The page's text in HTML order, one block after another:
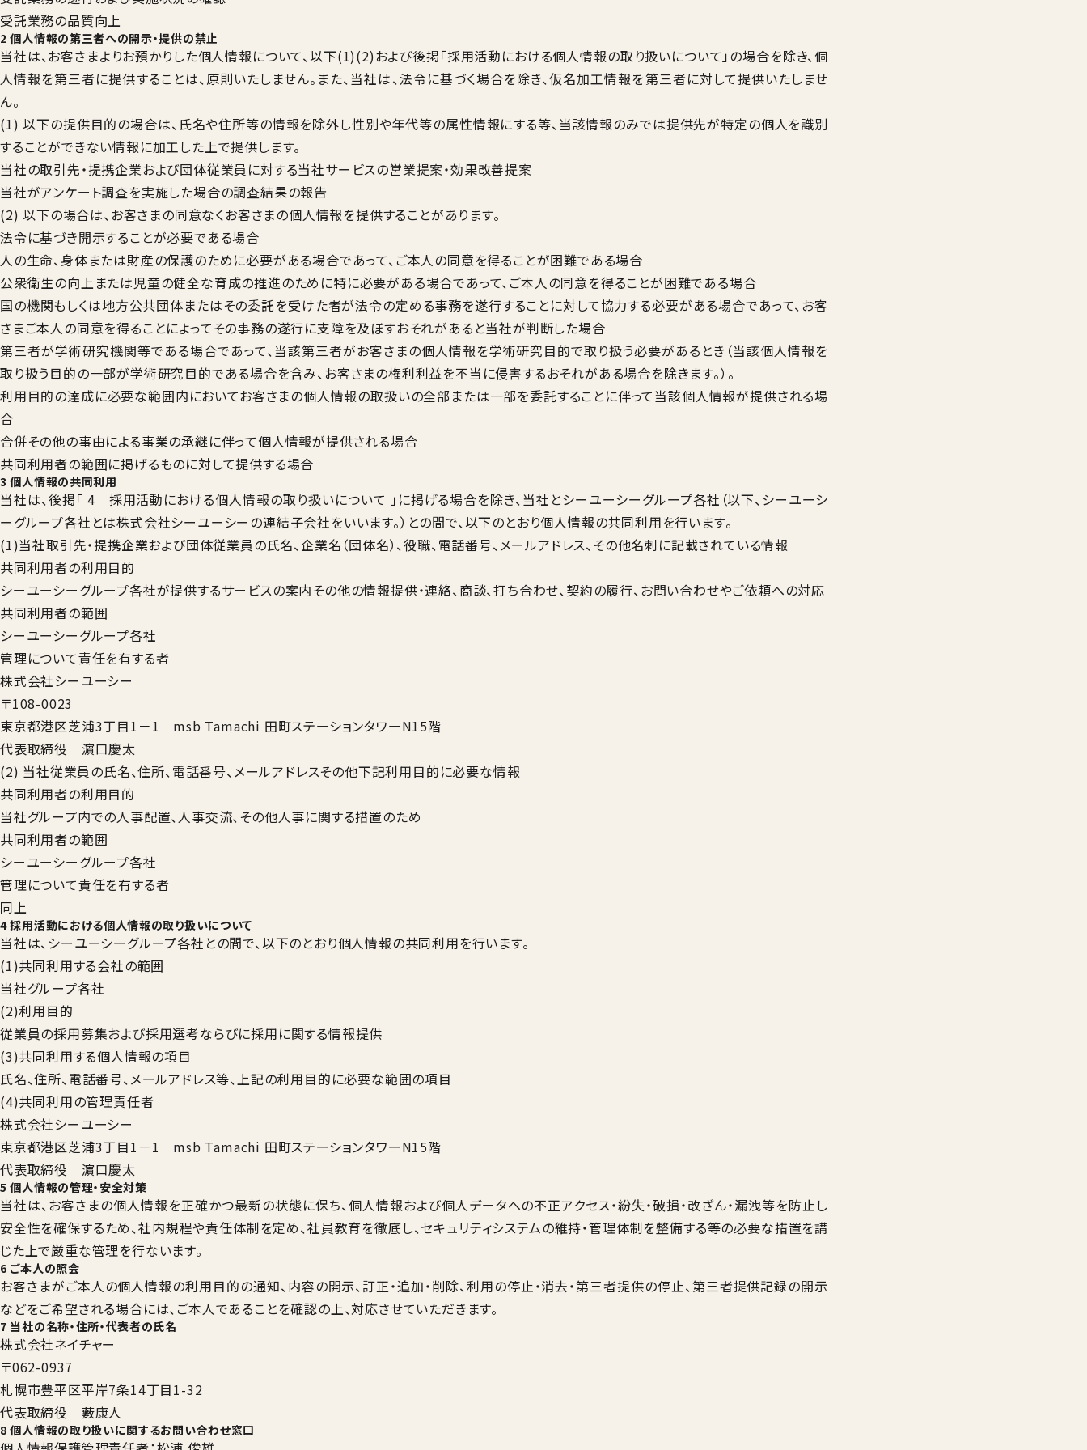
受託業務の品質向上
2 個人情報の第三者への開示・提供の禁止
当社は、お客さまよりお預かりした個人情報について、以下(1)(2)および後掲「採用活動における個人情報の取り扱いについて」の場合を除き、個
人情報を第三者に提供することは、原則いたしません。また、当社は、法令に基づく場合を除き、仮名加工情報を第三者に対して提供いたしませ
ん。
(1) 以下の提供目的の場合は、氏名や住所等の情報を除外し性別や年代等の属性情報にする等、当該情報のみでは提供先が特定の個人を識別
することができない情報に加工した上で提供します。
当社の取引先・提携企業および団体従業員に対する当社サービスの営業提案・効果改善提案
当社がアンケート調査を実施した場合の調査結果の報告
(2) 以下の場合は、お客さまの同意なくお客さまの個人情報を提供することがあります。
法令に基づき開示することが必要である場合
人の生命、身体または財産の保護のために必要がある場合であって、ご本人の同意を得ることが困難である場合
公衆衛生の向上または児童の健全な育成の推進のために特に必要がある場合であって、ご本人の同意を得ることが困難である場合
国の機関もしくは地方公共団体またはその委託を受けた者が法令の定める事務を遂行することに対して協力する必要がある場合であって、お客
さまご本人の同意を得ることによってその事務の遂行に支障を及ぼすおそれがあると当社が判断した場合
第三者が学術研究機関等である場合であって、当該第三者がお客さまの個人情報を学術研究目的で取り扱う必要があるとき（当該個人情報を
取り扱う目的の一部が学術研究目的である場合を含み、お客さまの権利利益を不当に侵害するおそれがある場合を除きます。）。
利用目的の達成に必要な範囲内においてお客さまの個人情報の取扱いの全部または一部を委託することに伴って当該個人情報が提供される場
合
合併その他の事由による事業の承継に伴って個人情報が提供される場合
共同利用者の範囲に掲げるものに対して提供する場合
3 個人情報の共同利用
当社は、後掲「 4 採用活動における個人情報の取り扱いについて 」に掲げる場合を除き、当社とシーユーシーグループ各社（以下、シーユーシ
ーグループ各社とは株式会社シーユーシーの連結子会社をいいます。）との間で、以下のとおり個人情報の共同利用を行います。
(1)当社取引先・提携企業および団体従業員の氏名、企業名（団体名）、役職、電話番号、メールアドレス、その他名刺に記載されている情報
共同利用者の利用目的
シーユーシーグループ各社が提供するサービスの案内その他の情報提供・連絡、商談、打ち合わせ、契約の履行、お問い合わせやご依頼への対応
共同利用者の範囲
シーユーシーグループ各社
管理について責任を有する者
株式会社シーユーシー
〒108-0023
東京都港区芝浦3丁目1－1 msb Tamachi 田町ステーションタワーN15階
代表取締役 濵口慶太
(2) 当社従業員の氏名、住所、電話番号、メールアドレスその他下記利用目的に必要な情報
共同利用者の利用目的
当社グループ内での人事配置、人事交流、その他人事に関する措置のため
共同利用者の範囲
シーユーシーグループ各社
管理について責任を有する者
同上
4 採用活動における個人情報の取り扱いについて
当社は、シーユーシーグループ各社との間で、以下のとおり個人情報の共同利用を行います。
(1)共同利用する会社の範囲
当社グループ各社
(2)利用目的
従業員の採用募集および採用選考ならびに採用に関する情報提供
(3)共同利用する個人情報の項目
氏名、住所、電話番号、メールアドレス等、上記の利用目的に必要な範囲の項目
(4)共同利用の管理責任者
株式会社シーユーシー
東京都港区芝浦3丁目1－1 msb Tamachi 田町ステーションタワーN15階
代表取締役 濵口慶太
5 個人情報の管理・安全対策
当社は、お客さまの個人情報を正確かつ最新の状態に保ち、個人情報および個人データへの不正アクセス・紛失・破損・改ざん・漏洩等を防止し
安全性を確保するため、社内規程や責任体制を定め、社員教育を徹底し、セキュリティシステムの維持・管理体制を整備する等の必要な措置を講
じた上で厳重な管理を行ないます。
6 ご本人の照会
お客さまがご本人の個人情報の利用目的の通知、内容の開示、訂正・追加・削除、利用の停止・消去・第三者提供の停止、第三者提供記録の開示
などをご希望される場合には、ご本人であることを確認の上、対応させていただきます。
7 当社の名称・住所・代表者の氏名
株式会社ネイチャー
〒062-0937
札幌市豊平区平岸7条14丁目1-32
代表取締役 藪康人
8 個人情報の取り扱いに関するお問い合わせ窓口